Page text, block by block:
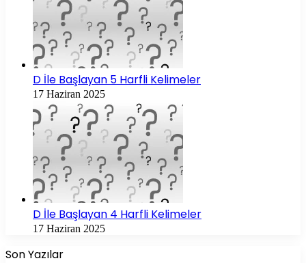
D İle Başlayan 5 Harfli Kelimeler
17 Haziran 2025
D İle Başlayan 4 Harfli Kelimeler
17 Haziran 2025
Son Yazılar